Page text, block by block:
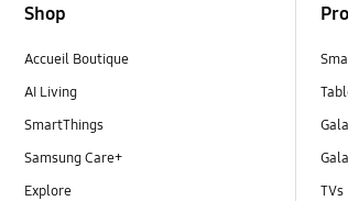
Shop
Accueil Boutique
AI Living
SmartThings
Samsung Care+
Explore
TVs